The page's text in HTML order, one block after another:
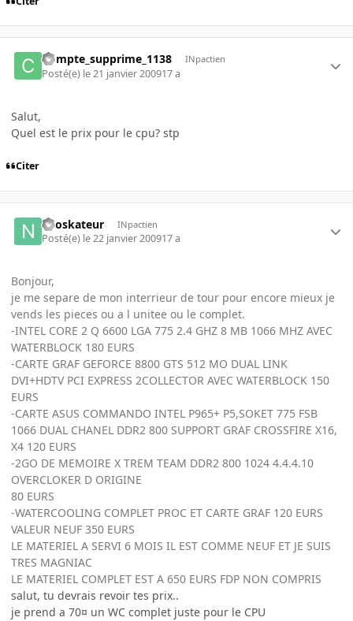
Compte_supprime_1138 INpactien
Posté(e) le 21 janvier 200917 a
Salut,
Quel est le prix pour le cpu? stp
Citer
neoskateur INpactien
Posté(e) le 22 janvier 200917 a
Bonjour,
je me separe de mon interrieur de tour pour encore mieux je
vends les pieces ou a l unitee ou le complet.
-INTEL CORE 2 Q 6600 LGA 775 2.4 GHZ 8 MB 1066 MHZ AVEC
WATERBLOCK 180 EURS
-CARTE GRAF GEFORCE 8800 GTS 512 MO DUAL LINK
DVI+HDTV PCI EXPRESS 2COLLECTOR AVEC WATERBLOCK 150
EURS
-CARTE ASUS COMMANDO INTEL P965+ P5,SOKET 775 FSB
1066 DUAL CHANEL DDR2 800 SUPPORT GRAF CROSSFIRE X16,
X4 120 EURS
-2GO DE MEMOIRE X TREM TEAM DDR2 800 1024 4.4.4.10
OVERCLOKER D ORIGINE
80 EURS
-WATERCOOLING COMPLET PROC ET CARTE GRAF 120 EURS
VALEUR NEUF 350 EURS
LE MATERIEL A SERVI 6 MOIS IL EST COMME NEUF ET JE SUIS
TRES MAGNIAC
LE MATERIEL COMPLET EST A 650 EURS FDP NON COMPRIS
salut, tu devrais revoir tes prix..
je prend a 70¤ un WC complet juste pour le CPU